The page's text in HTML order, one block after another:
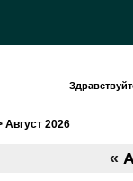
Август 2026
«